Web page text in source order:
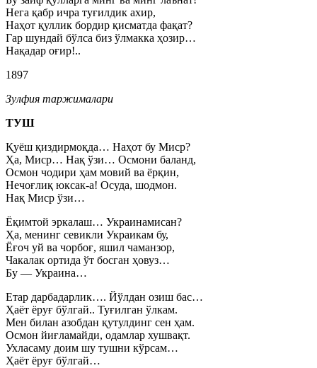
Нега қабр ичра туғилдик ахир,
Наҳот қуллик бордир қисматда фақат?
Гар шундай бўлса биз ўлмакка ҳозир…
Нақадар оғир!..
1897
Зулфия таржималари
ТУШ
Қуёш қиздирмоқда… Наҳот бу Миср?
Ҳа, Миср… Нақ ўзи… Осмони баланд,
Осмон чодири ҳам мовий ва ёрқин,
Нечоғлиқ юксак-а! Осуда, шодмон.
Нақ Миср ўзи…
Ёқимтой эркалаш… Украинамисан?
Ҳа, менинг севикли Украикам бу,
Ёғоч уй ва чорбоғ, яшил чаманзор,
Чакалак ортида ўт босган ҳовуз…
Бу — Украина…
Етар дарбадарлик…. Йўлдан озиш бас…
Ҳаёт ёруғ бўлгай.. Туғилган ўлкам.
Мен билан азобдан қутулдинг сен ҳам.
Осмон йиғламайди, одамлар хушвақт.
Ухласаму доим шу тушни кўрсам…
Ҳаёт ёруғ бўлгай…